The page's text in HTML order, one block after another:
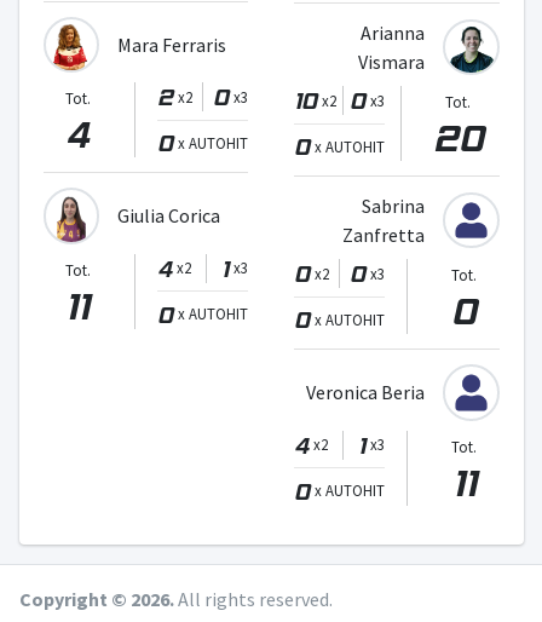
Mara Ferraris
Tot.
4
2 x2 0 x3
0 x AUTOHIT
Giulia Corica
Tot.
11
4 x2 1 x3
0 x AUTOHIT
Arianna
Vismara
10 x2 0 x3
0 x AUTOHIT
Tot.
20
Sabrina
Zanfretta
0 x2 0 x3
0 x AUTOHIT
Tot.
0
Veronica Beria
4 x2 1 x3
0 x AUTOHIT
Tot.
11
Copyright © 2026.All rights reserved.